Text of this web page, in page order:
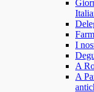
I
A
A